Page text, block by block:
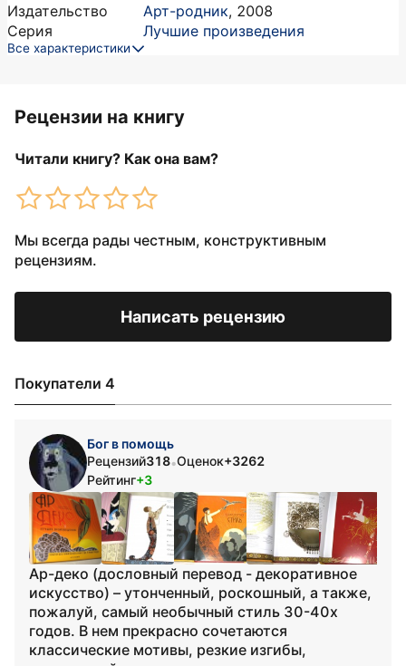
Издательство
Арт-родник, 2008
Серия
Лучшие произведения
Все характеристики
Рецензии на книгу
Читали книгу? Как она вам?
Мы всегда рады честным, конструктивным
рецензиям.
Написать рецензию
Покупатели 4
Бог в помощь
Рецензий318•Оценок+3262
Рейтинг+3
Ар-деко (дословный перевод - декоративное
искусство) – утонченный, роскошный, а также,
пожалуй, самый необычный стиль 30-40х
годов. В нем прекрасно сочетаются
классические мотивы, резкие изгибы,